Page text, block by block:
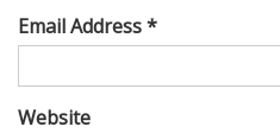
Email Address *
Website